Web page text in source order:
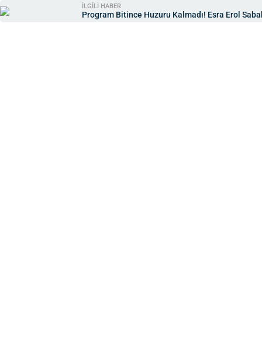
İLGİLİ HABER
Program Bitince Huzuru Kalmadı! Esra Erol